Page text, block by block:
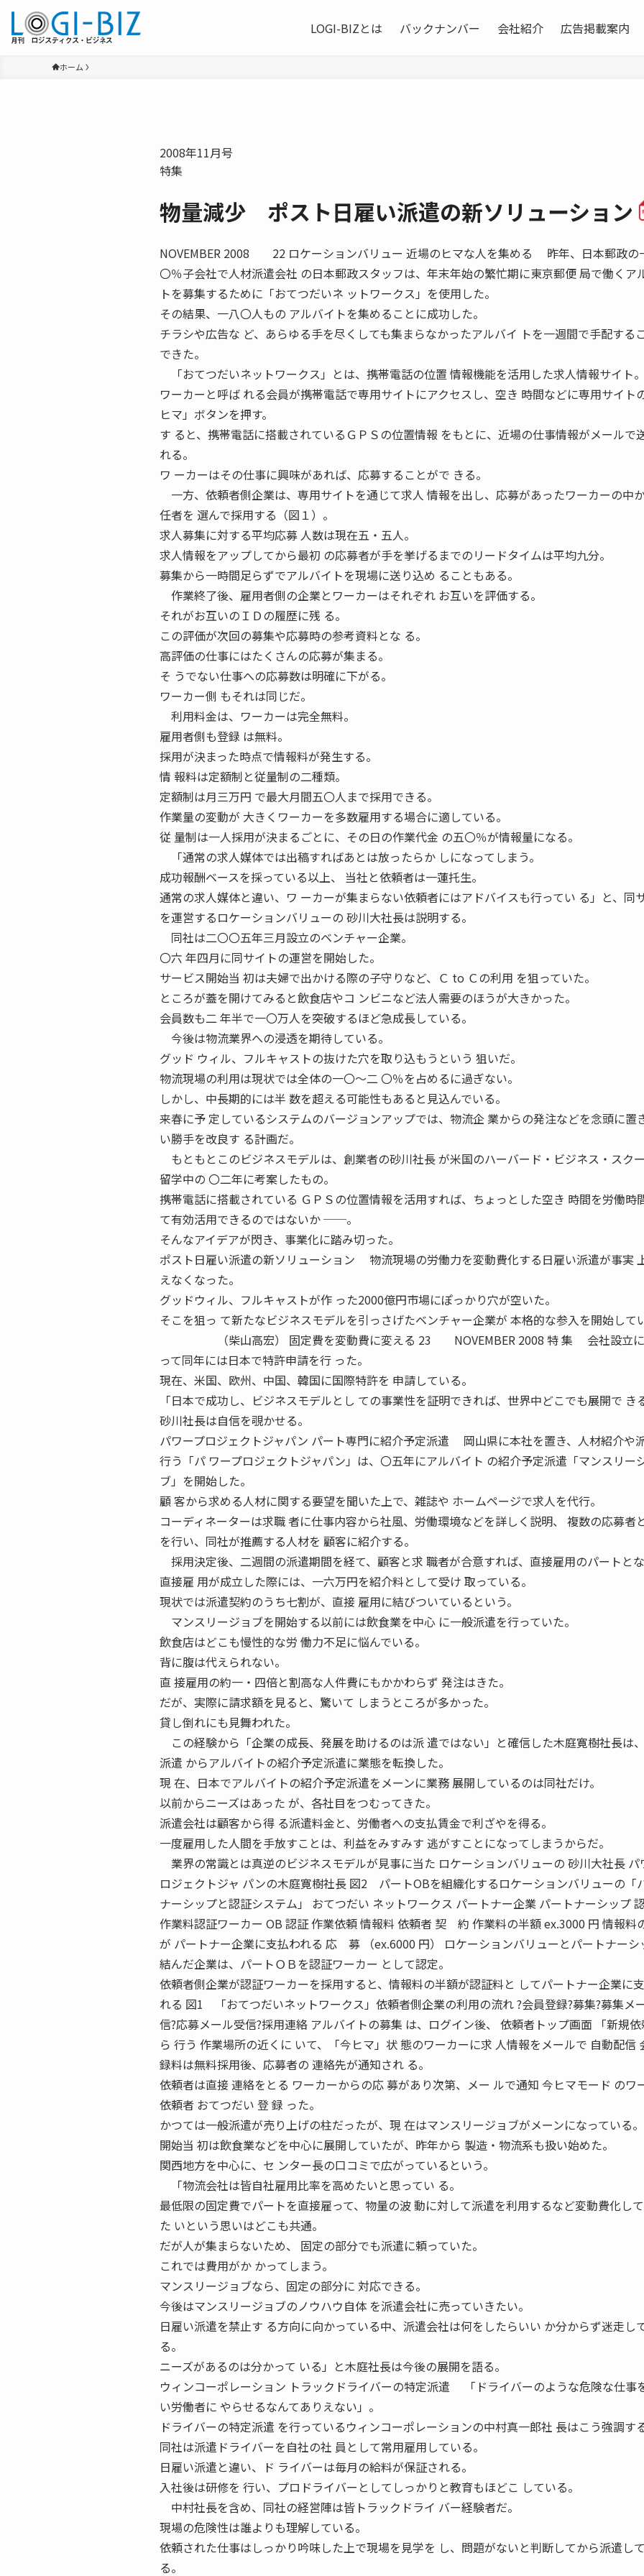
LOGI-BIZとは バックナンバー 会社紹介 広告掲載案内
ホーム
2008年11月号
特集
物量減少 ポスト日雇い派遣の新ソリューション
NOVEMBER 2008 22 ロケーションバリュー 近場のヒマな人を集める 昨年、日本郵政の
〇％子会社で人材派遣会社 の日本郵政スタッフは、年末年始の繁忙期に東京郵便 局で働くア
トを募集するために「おてつだいネ ットワークス」を使用した。
その結果、一八〇人もの アルバイトを集めることに成功した。
チラシや広告な ど、あらゆる手を尽くしても集まらなかったアルバイ トを一週間で手配する
できた。
「おてつだいネットワークス」とは、携帯電話の位置 情報機能を活用した求人情報サイト
ワーカーと呼ば れる会員が携帯電話で専用サイトにアクセスし、空き 時間などに専用サイト
ヒマ」ボタンを押す。
す ると、携帯電話に搭載されているＧＰＳの位置情報 をもとに、近場の仕事情報がメールで
れる。
ワ ーカーはその仕事に興味があれば、応募することがで きる。
一方、依頼者側企業は、専用サイトを通じて求人 情報を出し、応募があったワーカーの中
任者を 選んで採用する（図１）。
求人募集に対する平均応募 人数は現在五・五人。
求人情報をアップしてから最初 の応募者が手を挙げるまでのリードタイムは平均九分。
募集から一時間足らずでアルバイトを現場に送り込め ることもある。
作業終了後、雇用者側の企業とワーカーはそれぞれ お互いを評価する。
それがお互いのＩＤの履歴に残 る。
この評価が次回の募集や応募時の参考資料とな る。
高評価の仕事にはたくさんの応募が集まる。
そ うでない仕事への応募数は明確に下がる。
ワーカー側 もそれは同じだ。
利用料金は、ワーカーは完全無料。
雇用者側も登録 は無料。
採用が決まった時点で情報料が発生する。
情 報料は定額制と従量制の二種類。
定額制は月三万円 で最大月間五〇人まで採用できる。
作業量の変動が 大きくワーカーを多数雇用する場合に適している。
従 量制は一人採用が決まるごとに、その日の作業代金 の五〇％が情報量になる。
「通常の求人媒体では出稿すればあとは放ったらか しになってしまう。
成功報酬ベースを採っている以上、 当社と依頼者は一蓮托生。
通常の求人媒体と違い、ワ ーカーが集まらない依頼者にはアドバイスも行ってい る」と、同
を運営するロケーションバリューの 砂川大社長は説明する。
同社は二〇〇五年三月設立のベンチャー企業。
〇六 年四月に同サイトの運営を開始した。
サービス開始当 初は夫婦で出かける際の子守りなど、Ｃ to Ｃの利用 を狙っていた。
ところが蓋を開けてみると飲食店やコ ンビニなど法人需要のほうが大きかった。
会員数も二 年半で一〇万人を突破するほど急成長している。
今後は物流業界への浸透を期待している。
グッド ウィル、フルキャストの抜けた穴を取り込もうという 狙いだ。
物流現場の利用は現状では全体の一〇〜二 〇％を占めるに過ぎない。
しかし、中長期的には半 数を超える可能性もあると見込んでいる。
来春に予 定しているシステムのバージョンアップでは、物流企 業からの発注などを念頭に置
い勝手を改良す る計画だ。
もともとこのビジネスモデルは、創業者の砂川社長 が米国のハーバード・ビジネス・スク
留学中の 〇二年に考案したもの。
携帯電話に搭載されている ＧＰＳの位置情報を活用すれば、ちょっとした空き 時間を労働時
て有効活用できるのではないか ──。
そんなアイデアが閃き、事業化に踏み切った。
ポスト日雇い派遣の新ソリューション 物流現場の労働力を変動費化する日雇い派遣が事実
えなくなった。
グッドウィル、フルキャストが作 った2000億円市場にぽっかり穴が空いた。
そこを狙っ て新たなビジネスモデルを引っさげたベンチャー企業が 本格的な参入を開始して
（柴山高宏） 固定費を変動費に変える 23 NOVEMBER 2008 特 集 会社設立
って同年には日本で特許申請を行 った。
現在、米国、欧州、中国、韓国に国際特許を 申請している。
「日本で成功し、ビジネスモデルとし ての事業性を証明できれば、世界中どこでも展開で き
砂川社長は自信を覗かせる。
パワープロジェクトジャパン パート専門に紹介予定派遣 岡山県に本社を置き、人材紹介や
行う「パ ワープロジェクトジャパン」は、〇五年にアルバイト の紹介予定派遣「マンスリー
ブ」を開始した。
顧 客から求める人材に関する要望を聞いた上で、雑誌や ホームページで求人を代行。
コーディネーターは求職 者に仕事内容から社風、労働環境などを詳しく説明、 複数の応募者
を行い、同社が推薦する人材を 顧客に紹介する。
採用決定後、二週間の派遣期間を経て、顧客と求 職者が合意すれば、直接雇用のパートと
直接雇 用が成立した際には、一六万円を紹介料として受け 取っている。
現状では派遣契約のうち七割が、直接 雇用に結びついているという。
マンスリージョブを開始する以前には飲食業を中心 に一般派遣を行っていた。
飲食店はどこも慢性的な労 働力不足に悩んでいる。
背に腹は代えられない。
直 接雇用の約一・四倍と割高な人件費にもかかわらず 発注はきた。
だが、実際に請求額を見ると、驚いて しまうところが多かった。
貸し倒れにも見舞われた。
この経験から「企業の成長、発展を助けるのは派 遣ではない」と確信した木庭寛樹社長は
派遣 からアルバイトの紹介予定派遣に業態を転換した。
現 在、日本でアルバイトの紹介予定派遣をメーンに業務 展開しているのは同社だけ。
以前からニーズはあった が、各社目をつむってきた。
派遣会社は顧客から得 る派遣料金と、労働者への支払賃金で利ざやを得る。
一度雇用した人間を手放すことは、利益をみすみす 逃がすことになってしまうからだ。
業界の常識とは真逆のビジネスモデルが見事に当た ロケーションバリューの 砂川大社長 パ
ロジェクトジャ パンの木庭寛樹社長 図2 パートOBを組織化するロケーションバリューの「
ナーシップと認証システム」 おてつだい ネットワークス パートナー企業 パートナーシップ
作業料認証ワーカー OB 認証 作業依頼 情報料 依頼者 契 約 作業料の半額 ex.3000 円 情報料
が パートナー企業に支払われる 応 募 （ex.6000 円） ロケーションバリューとパートナーシ
結んだ企業は、パートＯＢを認証ワーカー として認定。
依頼者側企業が認証ワーカーを採用すると、情報料の半額が認証料と してパートナー企業に
れる 図1 「おてつだいネットワークス」依頼者側企業の利用の流れ ?会員登録?募集?募集メ
信?応募メール受信?採用連絡 アルバイトの募集 は、ログイン後、 依頼者トップ画面 「新規
ら 行う 作業場所の近くに いて、「今ヒマ」状 態のワーカーに求 人情報をメールで 自動配信
録料は無料採用後、応募者の 連絡先が通知され る。
依頼者は直接 連絡をとる ワーカーからの応 募があり次第、メー ルで通知 今ヒマモード のワ
依頼者 おてつだい 登 録 った。
かつては一般派遣が売り上げの柱だったが、現 在はマンスリージョブがメーンになっている。
開始当 初は飲食業などを中心に展開していたが、昨年から 製造・物流系も扱い始めた。
関西地方を中心に、セ ンター長の口コミで広がっているという。
「物流会社は皆自社雇用比率を高めたいと思ってい る。
最低限の固定費でパートを直接雇って、物量の波 動に対して派遣を利用するなど変動費化し
た いという思いはどこも共通。
だが人が集まらないため、 固定の部分でも派遣に頼っていた。
これでは費用がか かってしまう。
マンスリージョブなら、固定の部分に 対応できる。
今後はマンスリージョブのノウハウ自体 を派遣会社に売っていきたい。
日雇い派遣を禁止す る方向に向かっている中、派遣会社は何をしたらいい か分からず迷走し
る。
ニーズがあるのは分かって いる」と木庭社長は今後の展開を語る。
ウィンコーポレーション トラックドライバーの特定派遣 「ドライバーのような危険な仕事
い労働者に やらせるなんてありえない」。
ドライバーの特定派遣 を行っているウィンコーポレーションの中村真一郎社 長はこう強調す
同社は派遣ドライバーを自社の社 員として常用雇用している。
日雇い派遣と違い、ド ライバーは毎月の給料が保証される。
入社後は研修を 行い、プロドライバーとしてしっかりと教育もほどこ している。
中村社長を含め、同社の経営陣は皆トラックドライ バー経験者だ。
現場の危険性は誰よりも理解している。
依頼された仕事はしっかり吟味した上で現場を見学を し、問題がないと判断してから派遣し
る。